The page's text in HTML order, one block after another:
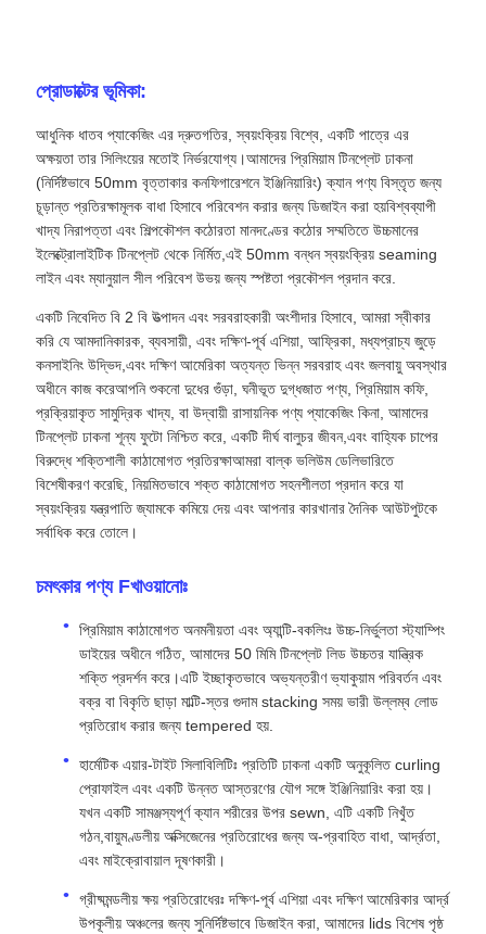
প্রোডাক্টের ভূমিকা:
আধুনিক ধাতব প্যাকেজিং এর দ্রুতগতির, স্বয়ংক্রিয় বিশ্বে, একটি পাত্রে এর
অক্ষয়তা তার সিলিংয়ের মতোই নির্ভরযোগ্য।আমাদের প্রিমিয়াম টিনপ্লেট ঢাকনা
(নির্দিষ্টভাবে 50mm বৃত্তাকার কনফিগারেশনে ইঞ্জিনিয়ারিং) ক্যান পণ্য বিস্তৃত জন্য
চূড়ান্ত প্রতিরক্ষামূলক বাধা হিসাবে পরিবেশন করার জন্য ডিজাইন করা হয়বিশ্বব্যাপী
খাদ্য নিরাপত্তা এবং শিল্পকৌশল কঠোরতা মানদণ্ডের কঠোর সম্মতিতে উচ্চমানের
ইলেক্ট্রোলাইটিক টিনপ্লেট থেকে নির্মিত,এই 50mm বন্ধন স্বয়ংক্রিয় seaming
লাইন এবং ম্যানুয়াল সীল পরিবেশ উভয় জন্য স্পষ্টতা প্রকৌশল প্রদান করে.
একটি নিবেদিত বি 2 বি উত্পাদন এবং সরবরাহকারী অংশীদার হিসাবে, আমরা স্বীকার
করি যে আমদানিকারক, ব্যবসায়ী, এবং দক্ষিণ-পূর্ব এশিয়া, আফ্রিকা, মধ্যপ্রাচ্য জুড়ে
কনসাইনিং উদ্ভিদ,এবং দক্ষিণ আমেরিকা অত্যন্ত ভিন্ন সরবরাহ এবং জলবায়ু অবস্থার
অধীনে কাজ করেআপনি শুকনো দুধের গুঁড়া, ঘনীভূত দুগ্ধজাত পণ্য, প্রিমিয়াম কফি,
প্রক্রিয়াকৃত সামুদ্রিক খাদ্য, বা উদ্বায়ী রাসায়নিক পণ্য প্যাকেজিং কিনা, আমাদের
টিনপ্লেট ঢাকনা শূন্য ফুটো নিশ্চিত করে, একটি দীর্ঘ বালুচর জীবন,এবং বাহ্যিক চাপের
বিরুদ্ধে শক্তিশালী কাঠামোগত প্রতিরক্ষাআমরা বাল্ক ভলিউম ডেলিভারিতে
বিশেষীকরণ করেছি, নিয়মিতভাবে শক্ত কাঠামোগত সহনশীলতা প্রদান করে যা
স্বয়ংক্রিয় যন্ত্রপাতি জ্যামকে কমিয়ে দেয় এবং আপনার কারখানার দৈনিক আউটপুটকে
সর্বাধিক করে তোলে।
চমৎকার পণ্য Fখাওয়ানোঃ
প্রিমিয়াম কাঠামোগত অনমনীয়তা এবং অ্যান্টি-বকলিংঃ উচ্চ-নির্ভুলতা স্ট্যাম্পিং
ডাইয়ের অধীনে গঠিত, আমাদের 50 মিমি টিনপ্লেট লিড উচ্চতর যান্ত্রিক
শক্তি প্রদর্শন করে।এটি ইচ্ছাকৃতভাবে অভ্যন্তরীণ ভ্যাকুয়াম পরিবর্তন এবং
বক্র বা বিকৃতি ছাড়া মাল্টি-স্তর গুদাম stacking সময় ভারী উল্লম্ব লোড
প্রতিরোধ করার জন্য tempered হয়.
হার্মেটিক এয়ার-টাইট সিলাবিলিটিঃ প্রতিটি ঢাকনা একটি অনুকূলিত curling
প্রোফাইল এবং একটি উন্নত আস্তরণের যৌগ সঙ্গে ইঞ্জিনিয়ারিং করা হয়।
যখন একটি সামঞ্জস্যপূর্ণ ক্যান শরীরের উপর sewn, এটি একটি নিখুঁত
গঠন,বায়ুমণ্ডলীয় অক্সিজেনের প্রতিরোধের জন্য অ-প্রবাহিত বাধা, আর্দ্রতা,
এবং মাইক্রোবায়াল দূষণকারী।
গ্রীষ্মমন্ডলীয় ক্ষয় প্রতিরোধেরঃ দক্ষিণ-পূর্ব এশিয়া এবং দক্ষিণ আমেরিকার আর্দ্র
উপকূলীয় অঞ্চলের জন্য সুনির্দিষ্টভাবে ডিজাইন করা, আমাদের lids বিশেষ পৃষ্ঠ